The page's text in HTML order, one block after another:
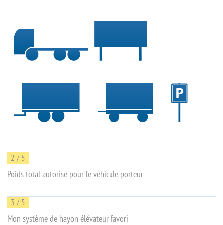
2 / 5
Poids total autorisé pour le véhicule porteur
3 / 5
Mon système de hayon élévateur favori